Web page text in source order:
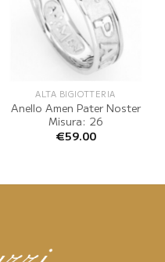
ALTA BIGIOTTERIA
Anello Amen Pater Noster
Misura: 26
€59.00